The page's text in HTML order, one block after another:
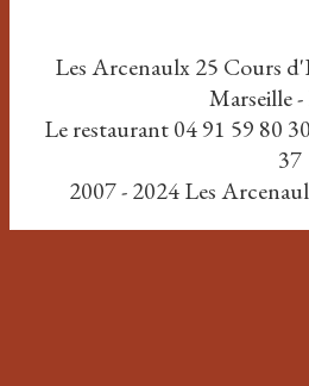
Les Arcenaulx 25 Cours
Marseille
Le restaurant 04 91 59 80
37
2007 - 2024 Les